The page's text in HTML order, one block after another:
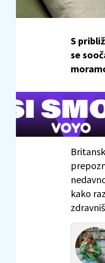
S
se
kako